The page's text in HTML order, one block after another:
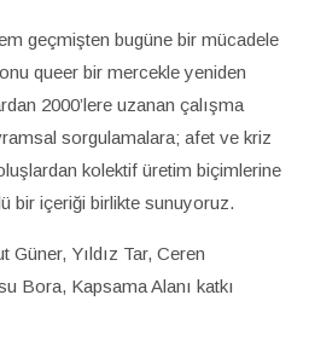
geçmişten bugüne bir mücadele
queer bir mercekle yeniden
2000’lere uzanan çalışma
sorgulamalara; afet ve kriz
kolektif üretim biçimlerine
bir içeriği birlikte sunuyoruz.
Yıldız Tar, Ceren
Bora, Kapsama Alanı katkı